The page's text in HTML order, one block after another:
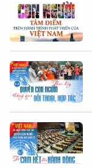
Chia sẻ: